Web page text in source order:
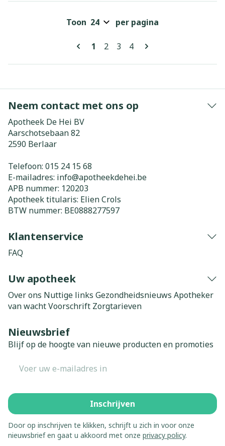
Pagina's
U lees momenteel pagina
1 Pagina
2 Pagina
3 Pagina
4
Toon per pagina
Neem contact met ons op
Apotheek De Hei BV
Aarschotsebaan 82
2590 Berlaar
Telefoon: 015 24 15 68
E-mailadres: info@apotheekdehei.be
APB nummer: 120203
Apotheek titularis: Elien Crols
BTW nummer: BE0888277597
Klantenservice
FAQ
Uw apotheek
Over ons Nuttige links Gezondheidsnieuws Apotheker
van wachtVoorschrift Zorgtarieven
Nieuwsbrief
Blijf op de hoogte van nieuwe producten en promoties
Inschrijven
Door op inschrijven te klikken, schrijft u zich in voor onze
nieuwsbrief en gaat u akkoord met onze privacy policy.